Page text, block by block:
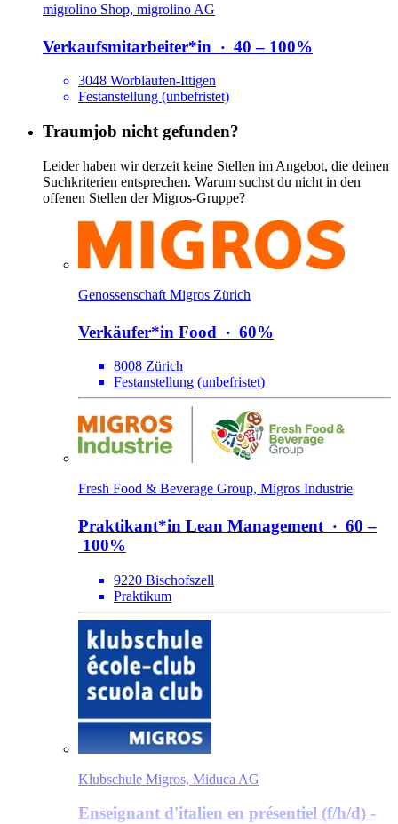
migrolino Shop, migrolino AG
Verkaufsmitarbeiter*​in ‧ 40 – 100%
3048 Worblaufen-Ittigen
Festanstellung (unbefristet)
Traumjob nicht gefunden?
Leider haben wir derzeit keine Stellen im Angebot, die deinen
Suchkriterien entsprechen. Warum suchst du nicht in den
offenen Stellen der Migros-Gruppe?
Genossenschaft Migros Zürich
Verkäufer*​in Food ‧ 60%
8008 Zürich
Festanstellung (unbefristet)
Fresh Food & Beverage Group, Migros Industrie
Praktikant*​in Lean Management ‧ 60 –
100%
9220 Bischofszell
Praktikum
Klubschule Migros, Miduca AG
Enseignant d'italien en présentiel (f/​h/​d) -